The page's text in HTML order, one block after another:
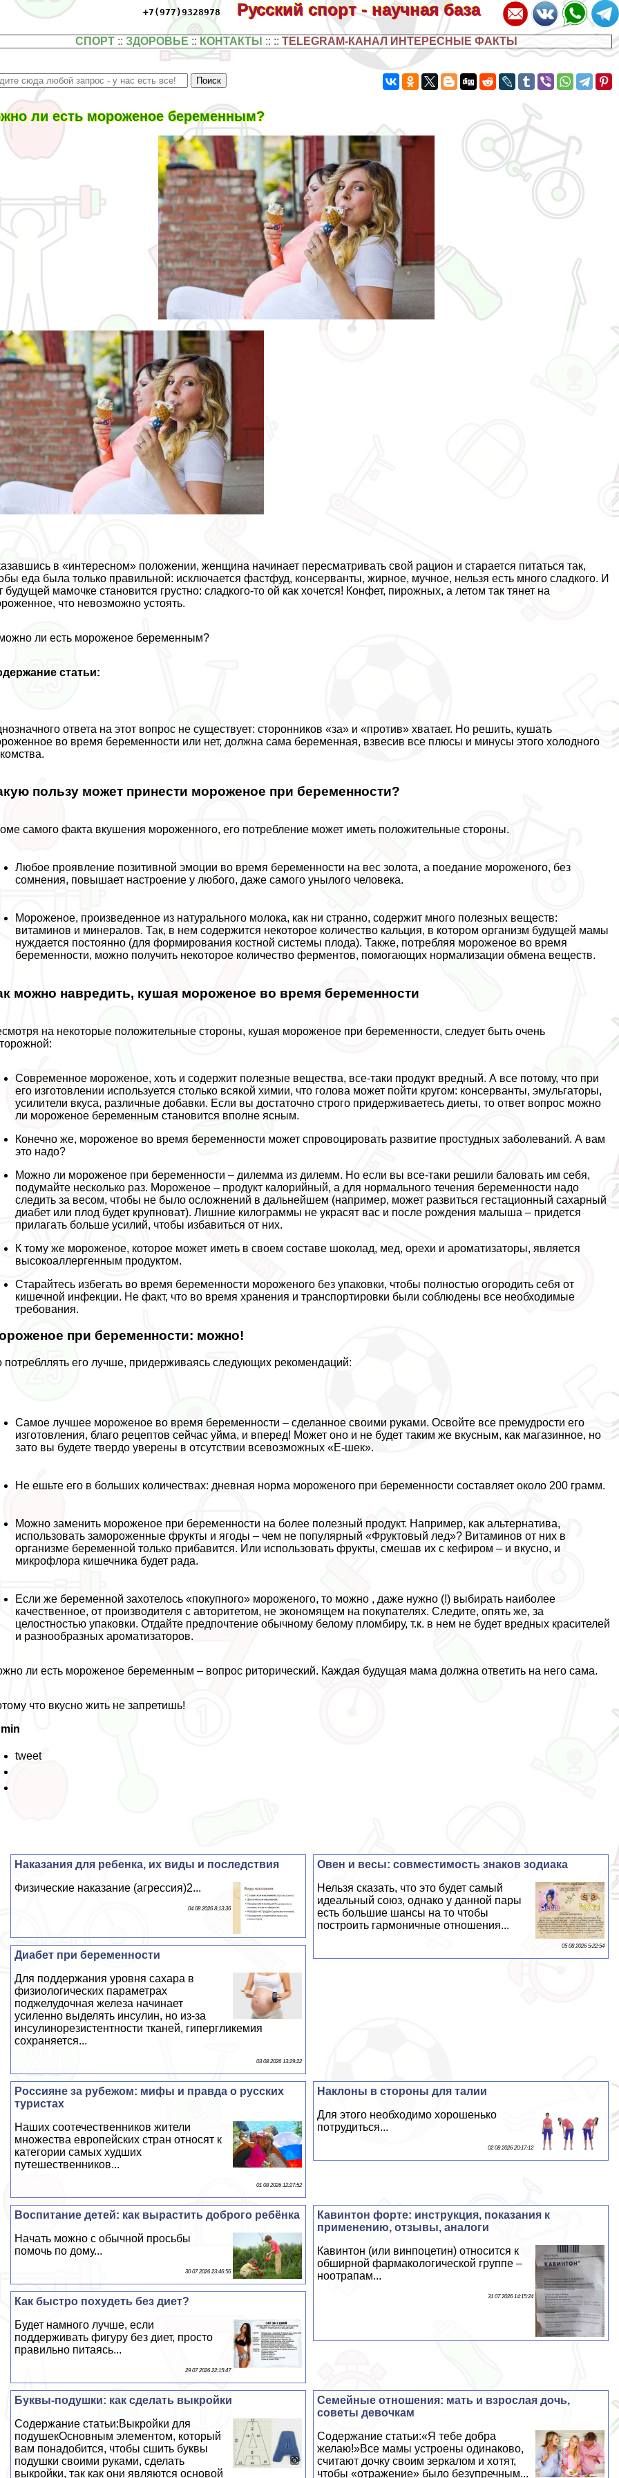
+7(977)9328978 Русский спорт - научная база
СПОРТ ::ЗДОРОВЬЕ :: КОНТАКТЫ :: ::TELEGRAM-КАНАЛ ИНТЕРЕСНЫЕ ФАКТЫ
ли есть мороженое беременным?
в «интересном» положении, женщина начинает пересматривать свой рацион и старается питаться так,
еда была только правильной: исключается фастфуд, консерванты, жирное, мучное, нельзя есть много сладкого. И
будущей мамочке становится грустно: сладкого-то ой как хочется! Конфет, пирожных, а летом так тянет на
что невозможно устоять.
ли есть мороженое беременным?
статьи:
ответа на этот вопрос не существует: сторонников «за» и «против» хватает. Но решить, кушать
во время беременности или нет, должна сама беременная, взвесив все плюсы и минусы этого холодного
пользу может принести мороженое при беременности?
самого факта вкушения мороженного, его потрeбление может иметь положительные стороны.
Любое проявление позитивной эмоции во время беременности на вес золота, а поедание мороженого, без
сомнения, повышает настроение у любого, даже самого унылого человека.
Мороженое, произведенное из натурального молока, как ни странно, содержит много полезных веществ:
витаминов и минералов. Так, в нем содержится некоторое количество кальция, в котором организм будущей мамы
нуждается постоянно (для формирования костной системы плода). Также, потрeбляя мороженое во время
беременности, можно получить некоторое количество ферментов, помогающих нормализации обмена веществ.
можно навредить, кушая мороженое во время беременности
на некоторые положительные стороны, кушая мороженое при беременности, следует быть очень
Современное мороженое, хоть и содержит полезные вещества, все-таки продукт вредный. А все потому, что при
его изготовлении используется столько всякой химии, что голова может пойти кругом: консерванты, эмульгаторы,
усилители вкуса, различные добавки. Если вы достаточно строго придерживаетесь диеты, то ответ вопрос можно
ли мороженое беременным становится вполне ясным.
Конечно же, мороженое во время беременности может спровоцировать развитие простудных заболеваний. А вам
это надо?
Можно ли мороженое при беременности – дилемма из дилемм. Но если вы все-таки решили баловать им себя,
подумайте несколько раз. Мороженое – продукт калорийный, а для нормального течения беременности надо
следить за весом, чтобы не было осложнений в дальнейшем (например, может развиться гестационный сахарный
диабет или плод будет крупноват). Лишние килограммы не украсят вас и после рождения малыша – придется
прилагать больше усилий, чтобы избавиться от них.
К тому же мороженое, которое может иметь в своем составе шоколад, мед, орехи и ароматизаторы, является
высокоаллергенным продуктом.
Старайтесь избегать во время беременности мороженого без упаковки, чтобы полностью огородить себя от
кишечной инфекции. Не факт, что во время хранения и трaнcпортировки были соблюдены все необходимые
требования.
при беременности: можно!
потрeбллять его лучше, придерживаясь следующих рекомендаций:
Самое лучшее мороженое во время беременности – сделанное своими руками. Освойте все премудрости его
изготовления, благо рецептов сейчас уйма, и вперед! Может оно и не будет таким же вкусным, как магазинное, но
зато вы будете твердо уверены в отсутствии всевозможных «Е-шек».
Не ешьте его в больших количествах: дневная норма мороженого при беременности составляет около 200 грамм.
Можно заменить мороженое при беременности на более полезный продукт. Например, как альтернатива,
использовать замороженные фрукты и ягоды – чем не популярный «Фруктовый лед»? Витаминов от них в
организме беременной только прибавится. Или использовать фрукты, смешав их с кефиром – и вкусно, и
микрофлора кишечника будет рада.
Если же беременной захотелось «покупного» мороженого, то можно , даже нужно (!) выбирать наиболее
качественное, от производителя с авторитетом, не экономящем на покупателях. Следите, опять же, за
целостностью упаковки. Отдайте предпочтение обычному белому пломбиру, т.к. в нем не будет вредных красителей
и разнообразных ароматизаторов.
ли есть мороженое беременным – вопрос риторический. Каждая будущая мама должна ответить на него сама.
что вкусно жить не запретишь!
tweet
Овен и весы: совместимость знаков зодиака
Нельзя сказать, что это будет самый
идеальный союз, однако у данной пары
есть большие шансы на то чтобы
построить гармоничные отношения...
05 08 2026 5:22:54
Наказания для ребенка, их виды и последствия
Физические наказание (агрессия)2...
04 08 2026 8:13:36
Диабет при беременности
Для поддержания уровня сахара в
физиологических параметрах
поджелудочная железа начинает
усиленно выделять инсулин, но из-за
инсулинорезистентности тканей, гипергликемия
сохраняется...
03 08 2026 13:29:22
Наклоны в стороны для талии
Для этого необходимо хорошенько
потрудиться...
02 08 2026 20:17:12
Россияне за рубежом: мифы и правда о русских
туристах
Наших соотечественников жители
множества европейских стран относят к
категории самых худших
путешественников...
01 08 2026 12:27:52
Кавинтон форте: инструкция, показания к
применению, отзывы, аналоги
Кавинтон (или винпоцетин) относится к
обширной фармакологической группе –
ноотрапам...
31 07 2026 14:15:24
Воспитание детей: как вырастить доброго ребёнка
Начать можно с обычной просьбы
помочь по дому...
30 07 2026 23:46:56
Как быстро похудеть без диет?
Будет намного лучше, если
поддерживать фигуру без диет, просто
правильно питаясь...
29 07 2026 22:15:47
Семейные отношения: мать и взрослая дочь,
советы дeвoчкам
Содержание статьи:«Я тебе добра
желаю!»Все мамы устроены одинаково,
считают дочку своим зеркалом и хотят,
чтобы «отражение» было безупречным...
Буквы-подушки: как сделать выкройки
Содержание статьи:Выкройки для
подушекОсновным элементом, который
вам понадобится, чтобы сшить буквы
подушки своими руками, сделать
выкройки, так как они являются основой